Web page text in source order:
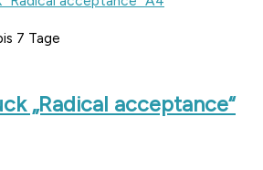
7 Tage
„Radical acceptance“